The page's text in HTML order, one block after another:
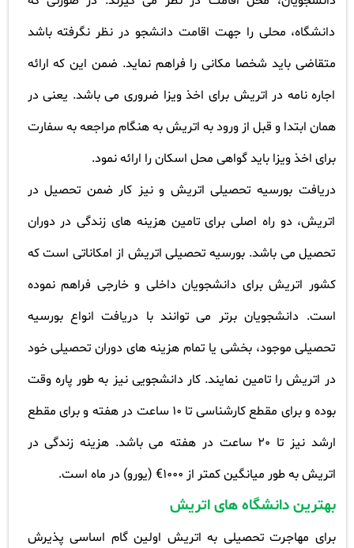
دانشگاه، محلی را جهت اقامت دانشجو در نظر نگرفته باشد
متقاضی باید شخصا مکانی را فراهم نماید. ضمن این که ارائه
اجاره نامه در اتریش برای اخذ ویزا ضروری می باشد. یعنی در
همان ابتدا و قبل از ورود به اتریش به هنگام مراجعه به سفارت
برای اخذ ویزا باید گواهی محل اسکان را ارائه نمود.
دریافت بورسیه تحصیلی اتریش و نیز کار ضمن تحصیل در
اتریش، دو راه اصلی برای تامین هزینه های زندگی در دوران
تحصیل می باشد. بورسیه تحصیلی اتریش از امکاناتی است که
کشور اتریش برای دانشجویان داخلی و خارجی فراهم نموده
است. دانشجویان برتر می توانند با دریافت انواع بورسیه
تحصیلی موجود، بخشی یا تمام هزینه های دوران تحصیلی خود
در اتریش را تامین نمایند. کار دانشجویی نیز به طور پاره وقت
بوده و برای مقطع کارشناسی تا 10 ساعت در هفته و برای مقطع
ارشد نیز تا 20 ساعت در هفته می باشد. هزینه زندگی در
اتریش به طور میانگین کمتر از 1000€ (یورو) در ماه است
.
بهترین دانشگاه های اتریش
برای مهاجرت تحصیلی به اتریش اولین گام اساسی پذیرش